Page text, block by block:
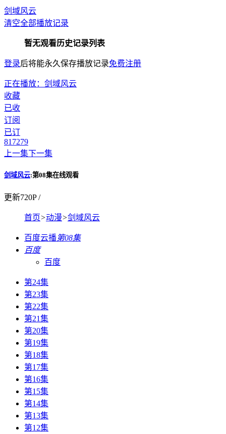
剑域风云
清空全部播放记录
暂无观看历史记录列表
登录后将能永久保存播放记录免费注册
正在播放：剑域风云
收藏
已收
订阅
已订
817279
上一集下一集
剑域风云:第08集在线观看
更新720P /
首页>动漫>剑域风云
百度云播第08集
百度
百度
第24集
第23集
第22集
第21集
第20集
第19集
第18集
第17集
第16集
第15集
第14集
第13集
第12集